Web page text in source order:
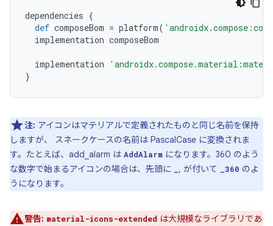
dependencies {
def composeBom = platform(
implementation composeBom
implementation
}
注: アイコンはマテリアルで定義されたものと同じ名前を保持
しますが、 スネークケースの名前は PascalCase に変換されま
す。たとえば、add_alarm は AddAlarm になります。360 のよう
な数字で始まるアイコンの場合は、先頭に
, が付いて _360 のよ
うになります。
警告: material-icons-extended は大規模なライブラリであ